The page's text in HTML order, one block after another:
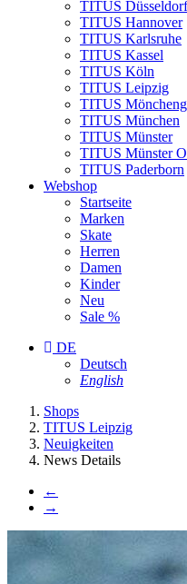
TITUS Düsseldorf
TITUS Hannover
TITUS Karlsruhe
TITUS Kassel
TITUS Köln
TITUS Leipzig
TITUS
TITUS München
TITUS Münster
TITUS Münster
TITUS Paderborn
Webshop
Startseite
Marken
Skate
Herren
Damen
Kinder
Neu
Sale %
DE
Deutsch
English
here:
Shops
TITUS Leipzig
Neuigkeiten
News Details
←
→